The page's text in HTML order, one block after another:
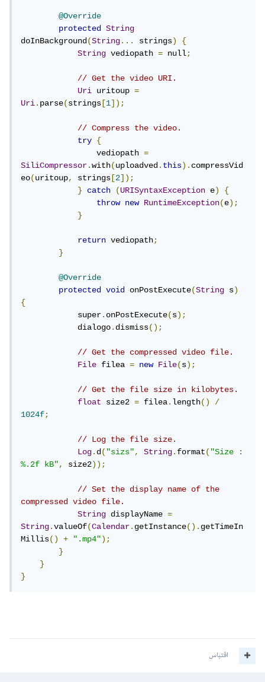
@Override
protected
String
doInBackground(String... strings)
{
String vediopath = null;
// Get the video URI.
Uri uritoup =
Uri.parse(strings [1]);
// Compress the video.
try
{
                vediopath
=
SiliCompressor.with(uploadved.this).compressVid
eo(uritoup, strings [2]);
}
catch (URISyntaxException e)
{
throw
new RuntimeException(e);
}
return vediopath;
}
@Override
protected
void onPostExecute(String s)
{
            super
.onPostExecute(s);
            dialogo
.dismiss();
// Get the compressed video file.
File filea = new File(s);
// Get the file size in kilobytes.
float
size2 = filea.length()
/
1024f;
// Log the file size.
Log.d("sizs", String.format("Size :
%.2f kB", size2));
// Set the display name of the
compressed video file.
String displayName =
String.valueOf(Calendar.getInstance().getTimeIn
Millis() + ".mp4");
}
}
}
اقتباس